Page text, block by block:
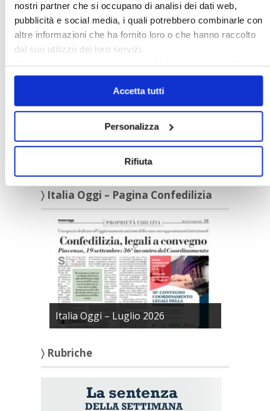
nostri partner che si occupano di analisi dei dati web,
pubblicità e social media, i quali potrebbero combinarle con
altre informazioni che ha fornito loro o che hanno raccolto
dal suo utilizzo dei loro servizi.
Chiudendo il banner cliccando sullaXverranno accettati
solo i cookie necessari.
Accetta tutti
Personalizza
Rifiuta
Appuntamenti
〉 Confedilizia notizie
Confedilizia notizie – Luglio 2026
〉 Italia Oggi – Pagina Confedilizia
Italia Oggi – Luglio 2026
〉 Rubriche